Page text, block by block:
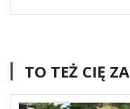
TO TEŻ CIĘ